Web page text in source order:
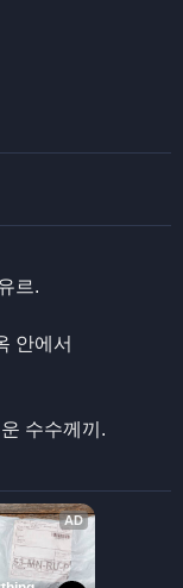
르.
안에서
수수께끼.